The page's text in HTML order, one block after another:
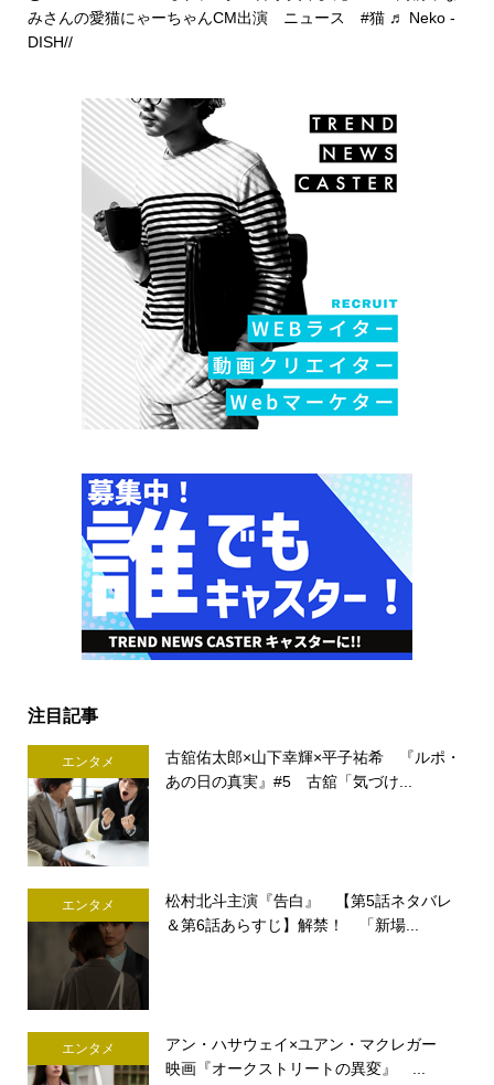
みさんの愛猫にゃーちゃんCM出演 ニュース #猫 ♬ Neko -
DISH//
注目記事
エンタメ
古舘佑太郎×山下幸輝×平子祐希 『ルポ・
あの日の真実』#5 古舘「気づけ...
エンタメ
松村北斗主演『告白』 【第5話ネタバレ
＆第6話あらすじ】解禁！ 「新場...
エンタメ
アン・ハサウェイ×ユアン・マクレガー
映画『オークストリートの異変』 ...